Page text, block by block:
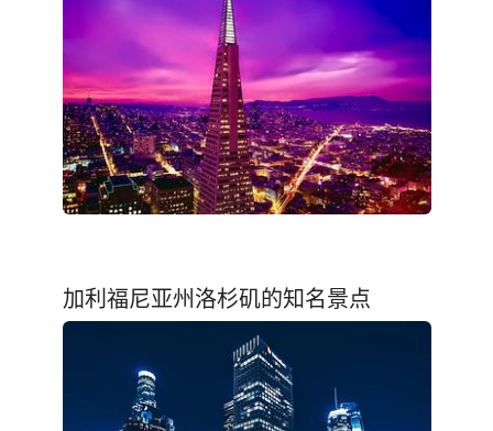
加利福尼亚州洛杉矶的知名景点